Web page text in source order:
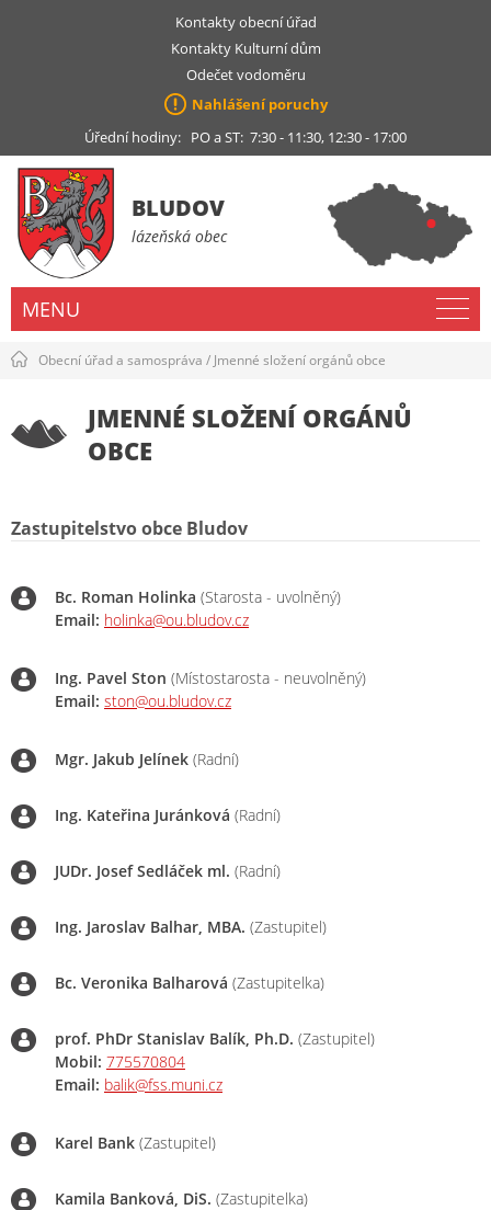
Kontakty obecní úřad
Kontakty Kulturní dům
Odečet vodoměru
Nahlášení poruchy
Úřední hodiny: PO a ST: 7:30 - 11:30, 12:30 - 17:00
BLUDOV
lázeňská obec
MENU
Obecní úřad a samospráva / Jmenné složení orgánů obce
JMENNÉ SLOŽENÍ ORGÁNŮ
OBCE
Zastupitelstvo obce Bludov
Bc. Roman Holinka (Starosta - uvolněný)
Email: holinka@ou.bludov.cz
Ing. Pavel Ston (Místostarosta - neuvolněný)
Email: ston@ou.bludov.cz
Mgr. Jakub Jelínek (Radní)
Ing. Kateřina Juránková (Radní)
JUDr. Josef Sedláček ml. (Radní)
Ing. Jaroslav Balhar, MBA. (Zastupitel)
Bc. Veronika Balharová (Zastupitelka)
prof. PhDr Stanislav Balík, Ph.D. (Zastupitel)
Mobil: 775570804
Email: balik@fss.muni.cz
Karel Bank (Zastupitel)
Kamila Banková, DiS. (Zastupitelka)